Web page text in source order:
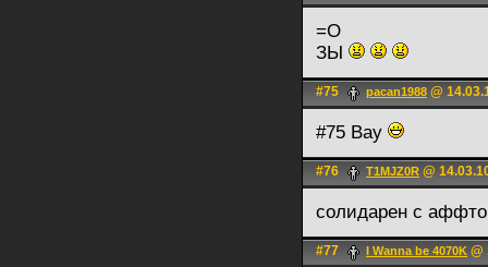
=О
ЗЫ
#75 pacan1988 @
#75 Вау
#76 T1MJZ0R @
солидарен с
#77 I Wanna be 4070K @